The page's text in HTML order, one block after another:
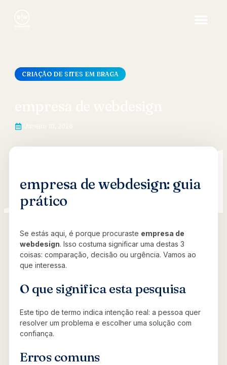
CRIAÇÃO DE SITES EM BRAGA
empresa de webdesign: guia
prático
Se estás aqui, é porque procuraste empresa de
webdesign. Isso costuma significar uma destas 3
coisas: comparação, decisão ou urgência. Vamos ao
que interessa.
O que significa esta pesquisa
Este tipo de termo indica intenção real: a pessoa quer
resolver um problema e escolher uma solução com
confiança.
Erros comuns